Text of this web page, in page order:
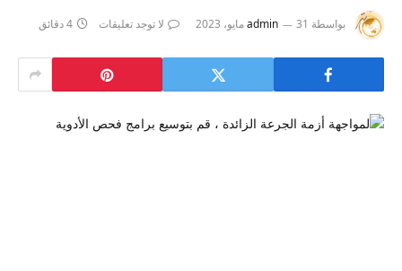
بواسطة admin 31 مايو، 2023 لا توجد تعليقات 4 دقائق